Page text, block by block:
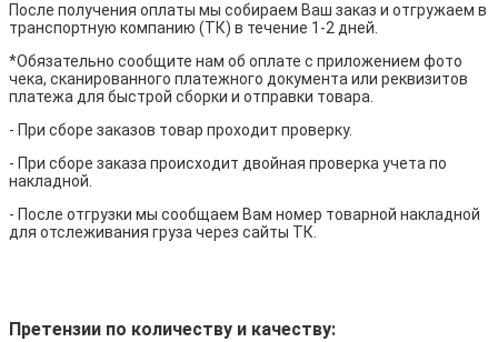
После получения оплаты мы собираем Ваш заказ и отгружаем в
транспортную компанию (ТК) в течение 1-2 дней.
*Обязательно сообщите нам об оплате с приложением фото
чека, сканированного платежного документа или реквизитов
платежа для быстрой сборки и отправки товара.
- При сборе заказов товар проходит проверку.
- При сборе заказа происходит двойная проверка учета по
накладной.
- После отгрузки мы сообщаем Вам номер товарной накладной
для отслеживания груза через сайты ТК.
Претензии по количеству и качеству: